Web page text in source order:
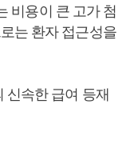
비용이 큰 고가 첨
는 환자 접근성을
신속한 급여 등재